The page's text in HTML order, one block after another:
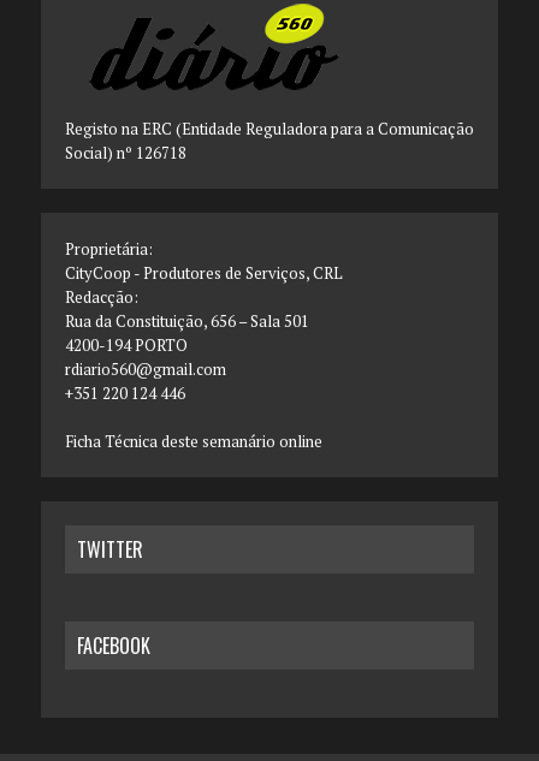
Registo na ERC (Entidade Reguladora para a Comunicação
Social) nº 126718
Proprietária:
CityCoop - Produtores de Serviços, CRL
Redacção:
Rua da Constituição, 656 – Sala 501
4200-194 PORTO
rdiario560@gmail.com
+351 220 124 446
Ficha Técnica deste semanário online
TWITTER
FACEBOOK